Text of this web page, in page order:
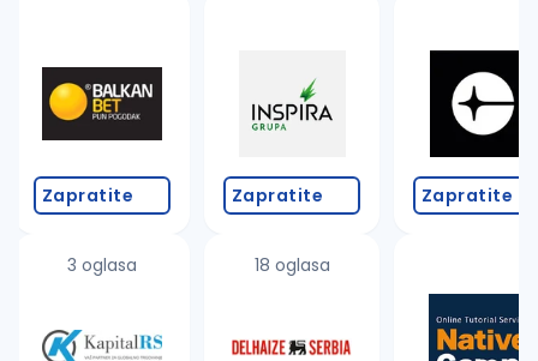
Takođe možete da:
proverite pravopisne greške (koristite č, ć, š, đ,
promenite odabrane filtere pretrage
Zapratite
3 oglasa
Zapratite
18 oglasa
Zapratite